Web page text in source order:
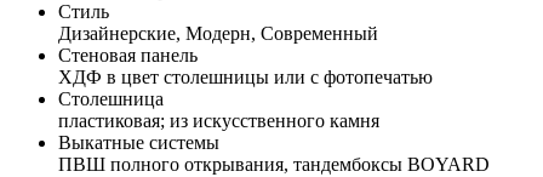
Стиль
Дизайнерские, Модерн, Современный
Стеновая панель
ХДФ в цвет столешницы или с фотопечатью
Столешница
пластиковая; из искусственного камня
Выкатные системы
ПВШ полного открывания, тандембоксы BOYARD